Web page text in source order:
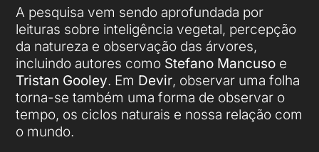
A pesquisa vem sendo aprofundada por
leituras sobre inteligência vegetal, percepção
da natureza e observação das árvores,
incluindo autores como Stefano Mancuso e
Tristan Gooley. Em Devir, observar uma folha
torna-se também uma forma de observar o
tempo, os ciclos naturais e nossa relação com
o mundo.